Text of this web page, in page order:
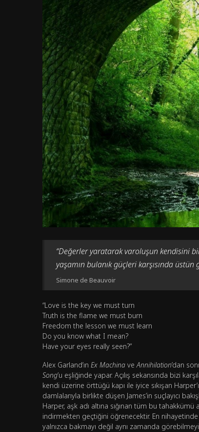
“Değerler yaratarak varoluşun kendisini
yaşamın bulanık güçleri karşısında üstün
Simone de Beauvoir
“Love is the key we must turn
Truth is the flame we must burn
Freedom the lesson we must learn
Do you know what I mean?
Have your eyes really seen?”
Alex Garland’ın Ex Machina veAnnihilation’dan
Song’u eşliğinde yapar. Açılış sekansında bizi
kendi üzerine örttüğü kapı ile iyice sıkışan
damlalarıyla birlikte düşen James’in suçlayıcı
Harper, aşk adı altına sığınan tüm bu
indirmekten geçtiğini öğrenecektir. En
yalnızca bakmayı değil aynı zamanda